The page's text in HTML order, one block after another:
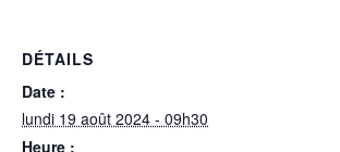
DÉTAILS
Date :
lundi 19 août 2024 - 09h30
Heure :